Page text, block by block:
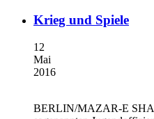
Krieg und Spiele
12
Mai
2016
BERLIN/MAZAR-E